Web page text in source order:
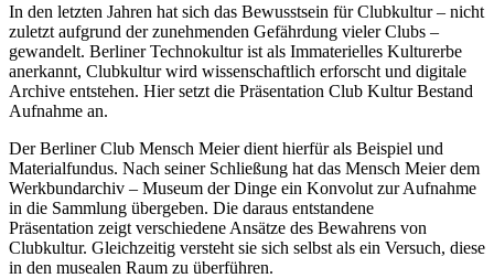
In den letzten Jahren hat sich das Bewusstsein für Clubkultur – nicht
zuletzt aufgrund der zunehmenden Gefährdung vieler Clubs –
gewandelt. Berliner Technokultur ist als Immaterielles Kulturerbe
anerkannt, Clubkultur wird wissenschaftlich erforscht und digitale
Archive entstehen. Hier setzt die Präsentation Club Kultur Bestand
Aufnahme an.
Der Berliner Club Mensch Meier dient hierfür als Beispiel und
Materialfundus. Nach seiner Schließung hat das Mensch Meier dem
Werkbundarchiv – Museum der Dinge ein Konvolut zur Aufnahme
in die Sammlung übergeben. Die daraus entstandene
Präsentation zeigt verschiedene Ansätze des Bewahrens von
Clubkultur. Gleichzeitig versteht sie sich selbst als ein Versuch, diese
in den musealen Raum zu überführen.